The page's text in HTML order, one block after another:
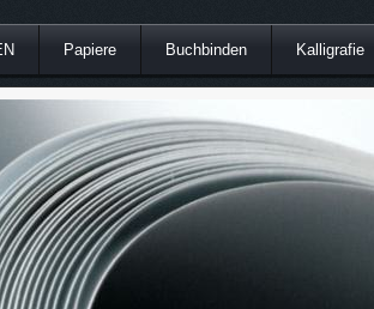
Papiere Buchbinden Kalligrafie